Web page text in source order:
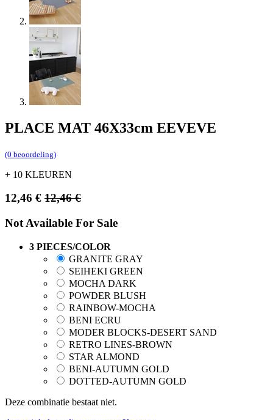
PLACE MAT 46X33cm EEVEVE
(0 beoordeling)
+ 10 KLEUREN
12,46 € 12,46€
Not Available For Sale
3 PIECES/COLOR
GRANITE GRAY
SEIHEKI GREEN
MOCHA DARK
POWDER BLUSH
RAINBOW-MOCHA
BENI ECRU
MODER BLOCKS-DESERT SAND
RETRO LINES-BROWN
STAR ALMOND
BENI-AUTUMN GOLD
DOTTED-AUTUMN GOLD
Deze combinatie bestaat niet.